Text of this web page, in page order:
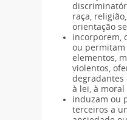
raça,
orientação
incorporem,
ou permitam
elementos,
violentos,
degradantes
à lei, à moral
induzam ou
terceiros a